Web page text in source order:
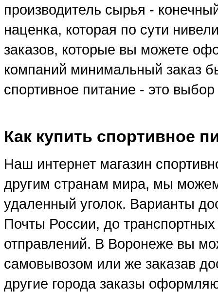
производитель сырья -
наценка, которая по сути
заказов, которые вы можете
компаний минимальный заказ
спортивное питание - это
Как купить спортивное
Наш интернет магазин
другим странам мира, мы
удаленный уголок. Варианты
Почты России, до
отправлений. В Воронеже вы
самовывозом или же заказав
другие города заказы